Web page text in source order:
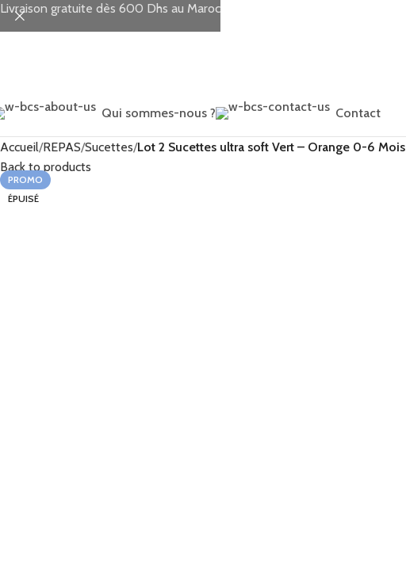
Qui sommes-nous ? Contact
Accueil REPAS Sucettes Lot 2 Sucettes ultra soft Vert – Orange 0-6 Mois
Back to products
PROMO
ÉPUISÉ
Livraison gratuite dès 600 Dhs au Maroc